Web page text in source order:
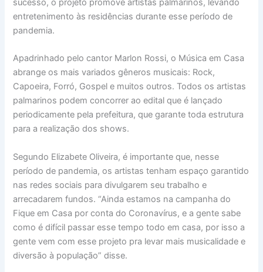
sucesso, o projeto promove artistas palmarinos, levando
entretenimento às residências durante esse período de
pandemia.
Apadrinhado pelo cantor Marlon Rossi, o Música em Casa
abrange os mais variados gêneros musicais: Rock,
Capoeira, Forró, Gospel e muitos outros. Todos os artistas
palmarinos podem concorrer ao edital que é lançado
periodicamente pela prefeitura, que garante toda estrutura
para a realização dos shows.
Segundo Elizabete Oliveira, é importante que, nesse
período de pandemia, os artistas tenham espaço garantido
nas redes sociais para divulgarem seu trabalho e
arrecadarem fundos. “Ainda estamos na campanha do
Fique em Casa por conta do Coronavírus, e a gente sabe
como é difícil passar esse tempo todo em casa, por isso a
gente vem com esse projeto pra levar mais musicalidade e
diversão à população” disse.